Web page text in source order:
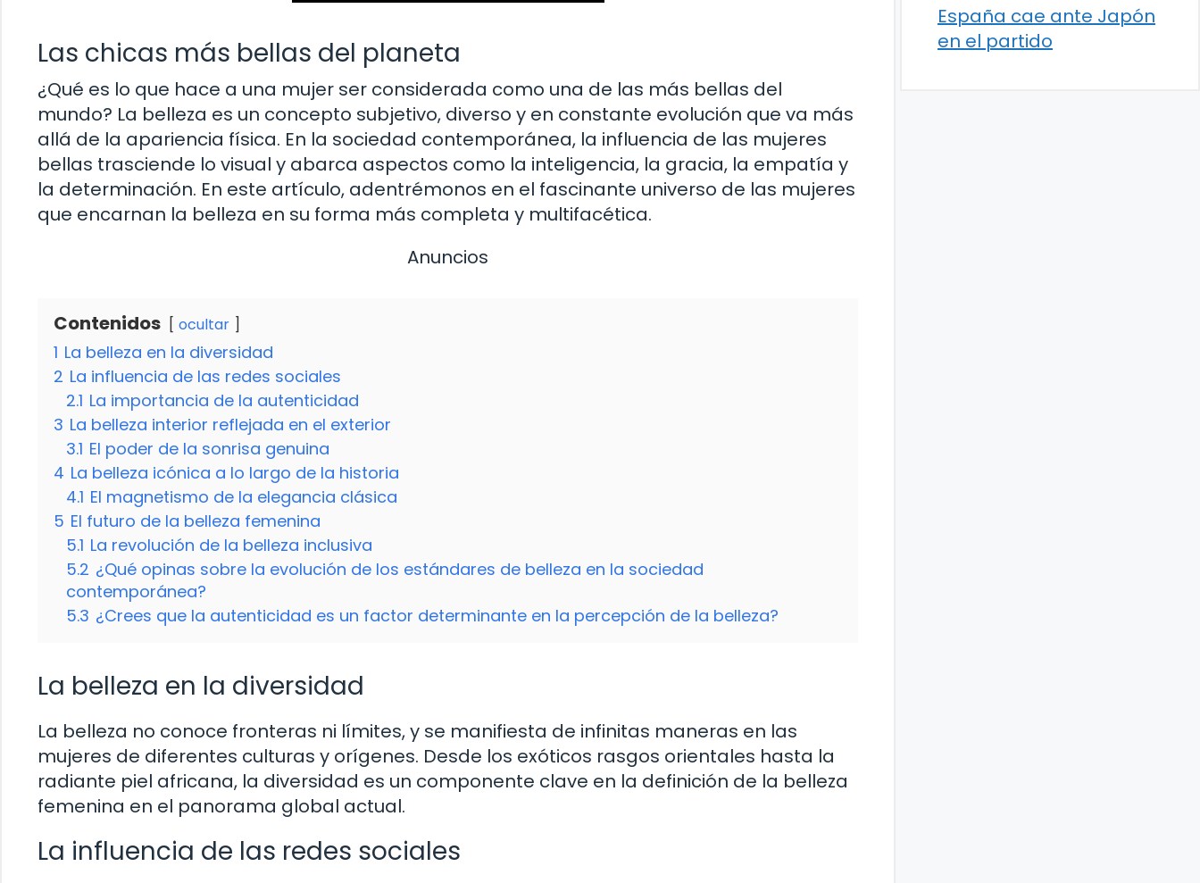
Las chicas más bellas del planeta
¿Qué es lo que hace a una mujer ser considerada como una de las más bellas del
mundo? La belleza es un concepto subjetivo, diverso y en constante evolución que va más
allá de la apariencia física. En la sociedad contemporánea, la influencia de las mujeres
bellas trasciende lo visual y abarca aspectos como la inteligencia, la gracia, la empatía y
la determinación. En este artículo, adentrémonos en el fascinante universo de las mujeres
que encarnan la belleza en su forma más completa y multifacética.
Anuncios
Contenidos ocultar
1 La belleza en la diversidad
2 La influencia de las redes sociales
2.1 La importancia de la autenticidad
3 La belleza interior reflejada en el exterior
3.1 El poder de la sonrisa genuina
4 La belleza icónica a lo largo de la historia
4.1 El magnetismo de la elegancia clásica
5 El futuro de la belleza femenina
5.1 La revolución de la belleza inclusiva
5.2 ¿Qué opinas sobre la evolución de los estándares de belleza en la sociedad
contemporánea?
5.3 ¿Crees que la autenticidad es un factor determinante en la percepción de la belleza?
La belleza en la diversidad
La belleza no conoce fronteras ni límites, y se manifiesta de infinitas maneras en las
mujeres de diferentes culturas y orígenes. Desde los exóticos rasgos orientales hasta la
radiante piel africana, la diversidad es un componente clave en la definición de la belleza
femenina en el panorama global actual.
La influencia de las redes sociales
España cae ante Japón
en el partido